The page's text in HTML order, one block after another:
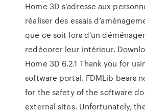
Home 3D s'adresse aux
réaliser des essais
que ce soit lors d'un
redécorer leur intérieur.
Home 3D 6.2.1 Thank you for
software portal. FDMLib bears
for the safety of the software
external sites. Unfortunately,